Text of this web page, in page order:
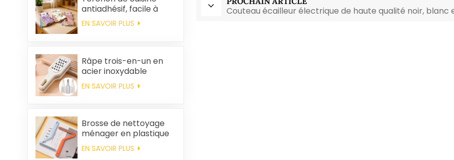
antiadhésif, facile à
nettoyer, épais,
imprimé, carré, en
écologique
EN SAVOIR PLUS
Râpe trois-en-un en
acier inoxydable
EN SAVOIR PLUS
Brosse de nettoyage
ménager en plastique
pour vêtements,
élimination des poils
EN SAVOIR PLUS
Couteau écailleur électrique de haute qualité noir, blanc